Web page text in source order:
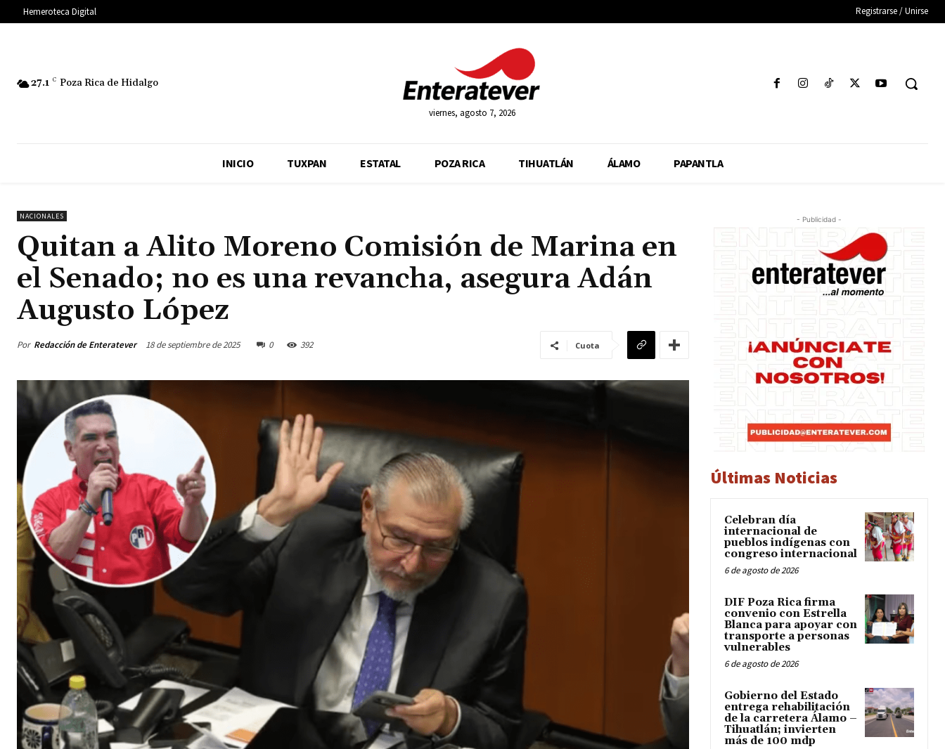
Hemeroteca Digital Registrarse / Unirse
27.1 C Poza Rica de Hidalgo
viernes, agosto 7, 2026
INICIO TUXPAN ESTATAL POZA RICA TIHUATLÁN ÁLAMO PAPANTLA
NACIONALES
Quitan a Alito Moreno Comisión de Marina en
el Senado; no es una revancha, asegura Adán
Augusto López
Por Redacción de Enteratever 18 de septiembre de 2025 0 392 Cuota
- Publicidad -
Últimas Noticias
Celebran día
internacional de
pueblos indígenas con
congreso internacional
6 de agosto de 2026
DIF Poza Rica firma
convenio con Estrella
Blanca para apoyar con
transporte a personas
vulnerables
6 de agosto de 2026
Gobierno del Estado
entrega rehabilitación
de la carretera Álamo –
Tihuatlán; invierten
más de 100 mdp